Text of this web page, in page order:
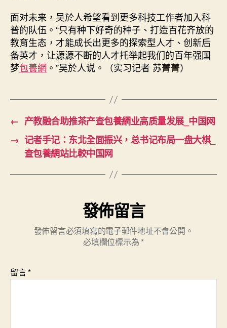
面对未来，吴於人希望看到更多科技工作者加入科
普的队伍。“只有种下好奇的种子、打造百花齐放的
教育生态，才能成长出更多的探索型人才、创新后
备英才，让源源不断的人才托举起我们的百年强国
梦包養網 。”吴於人说。（实习记者 苏菁菁）
← 产教融合助推茶产查包養網业高质量发展_中国网
→ 记者手记：东北全面振兴，总书记布局一盘大棋_
查包養網站比較中国网
發佈留言
發佈留言必須填寫的電子郵件地址不會公開。
必填欄位標示為 *
留言*